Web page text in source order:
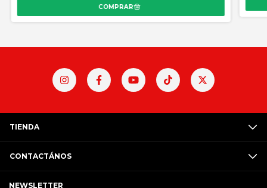
TIENDA
CONTACTÁNOS
NEWSLETTER